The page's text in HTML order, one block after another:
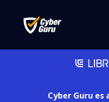
Cyber Guru es